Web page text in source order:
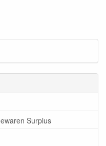
Surplus